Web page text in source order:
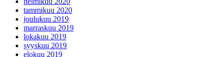
tammikuu 2020
joulukuu 2019
marraskuu 2019
lokakuu 2019
syyskuu 2019
elokuu 2019